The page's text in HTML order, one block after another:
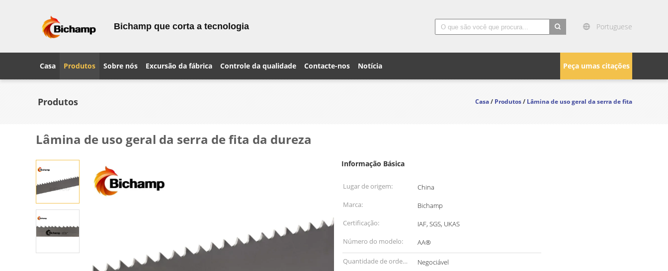
Bichamp que corta a tecnologia Portuguese
Peça umas citações
Casa Produtos Sobre nós Excursão da fábrica Controle da qualidade Contacte-nos Notícia
Produtos Casa/Produtos/Lâmina de uso geral da serra de fita
Lâmina de uso geral da serra de fita da dureza
Informação Básica
Lugar de origem:
China
Marca:
Bichamp
Certificação:
IAF, SGS, UKAS
Número do modelo:
AA®
Quantidade de ordem
Negociável